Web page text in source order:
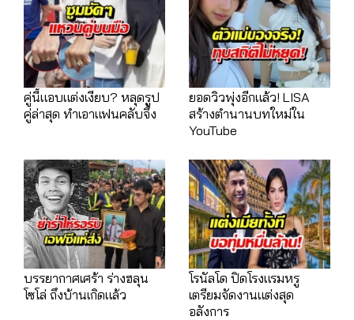
คู่นี้แอบแต่งเงียบ? หลุดรูป
คู่ล่าสุด ทำเอาแฟนคลับจึ้ง
ยอดวิวพุ่งอีกแล้ว! LISA
สร้างตำนานบทใหม่ใน
YouTube
บรรยากาศเศร้า ร่างฮลุน
โซโล่ ถึงบ้านเกิดแล้ว
โรนัลโด ปิดโรงแรมหรู
เตรียมจัดงานแต่งสุด
อลังการ